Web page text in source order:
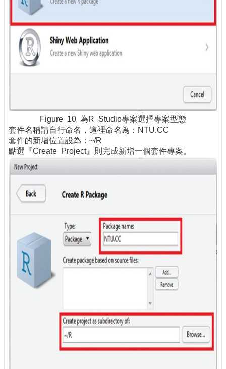
Figure 10 為R Studio專案選擇專案型態
套件名稱請自行命名，這裡命名為：NTU.CC
套件的新增位置設為：~/R
點選『Create Project』則完成新增一個套件專案。